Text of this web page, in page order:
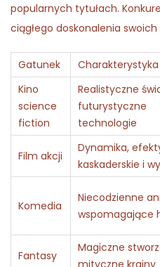
popularnych tytułach.
ciągłego doskonalenia
Gatunek Charakterystyka
Kino
science
fiction
Realistyczne
futurystyczne
technologie
Film akcji
Dynamika,
kaskaderskie i
Komedia
Niecodzienne
wspomagające
Fantasy
Magiczne
mityczne krainy